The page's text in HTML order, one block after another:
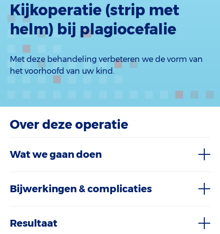
Kijkoperatie (strip met
helm) bij plagiocefalie
Met deze behandeling verbeteren we de vorm van
het voorhoofd van uw kind.
Over deze operatie
Wat we gaan doen
Bijwerkingen & complicaties
Resultaat